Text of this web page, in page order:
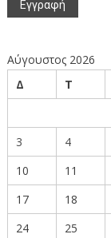
Αύγουστος 2026
Δ
Τ
3
4
10
11
17
18
24
25